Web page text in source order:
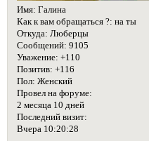
Имя: Галина
Как к вам обращаться ?: на ты
Откуда: Люберцы
Сообщений: 9105
Уважение: +110
Позитив: +116
Пол: Женский
Провел на форуме:
2 месяца 10 дней
Последний визит:
Вчера 10:20:28